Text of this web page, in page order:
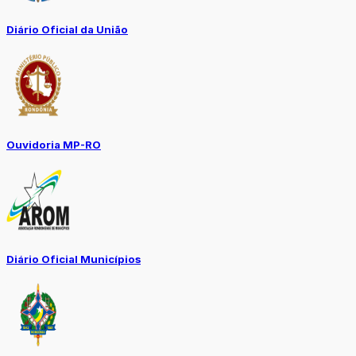
Diário Oficial da União
Ouvidoria MP-RO
Diário Oficial Municípios